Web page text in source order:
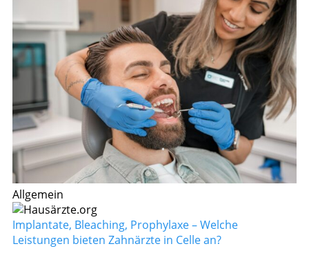
Allgemein
Implantate, Bleaching, Prophylaxe – Welche
Leistungen bieten Zahnärzte in Celle an?